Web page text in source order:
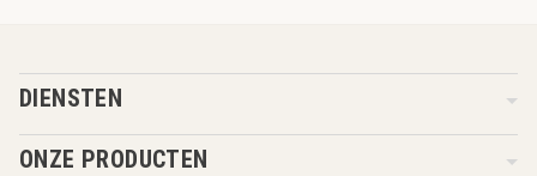
DIENSTEN
ONZE PRODUCTEN